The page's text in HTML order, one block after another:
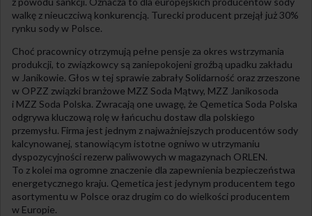
walkę z nieuczciwą konkurencją. Turecki producent przejął już 30%
rynku sody w Polsce.
Choć pracownicy otrzymują pełne pensje za okres wstrzymania
produkcji, to związkowcy są zaniepokojeni groźbą upadku zakładu
w Janikowie. Głos w tej sprawie zabrały Solidarność oraz zrzeszone
w OPZZ związki branżowe MZZ Soda Mątwy, MZZ Janikosoda
i MZZ Soda Polska. Zwracają one uwagę, że Qemetica Soda Polska
odgrywa kluczową rolę w łańcuchu dostaw dla polskiego
przemysłu. Firma jest jednym z najważniejszych producentów sody
kalcynowanej, stanowiącym istotne ogniwo w utrzymaniu
dyspozycyjności rezerw paliwowych w magazynach ORLEN.
To z kolei ma ogromne znaczenie dla zapewnienia bezpieczeństwa
energetycznego kraju. Qemetica jest jedynym producentem tego
asortymentu w Polsce oraz drugim co do wielkości producentem
w Europie.